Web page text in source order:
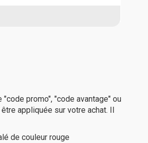
promo", "code avantage" ou
appliquée sur votre achat. Il
de couleur rouge